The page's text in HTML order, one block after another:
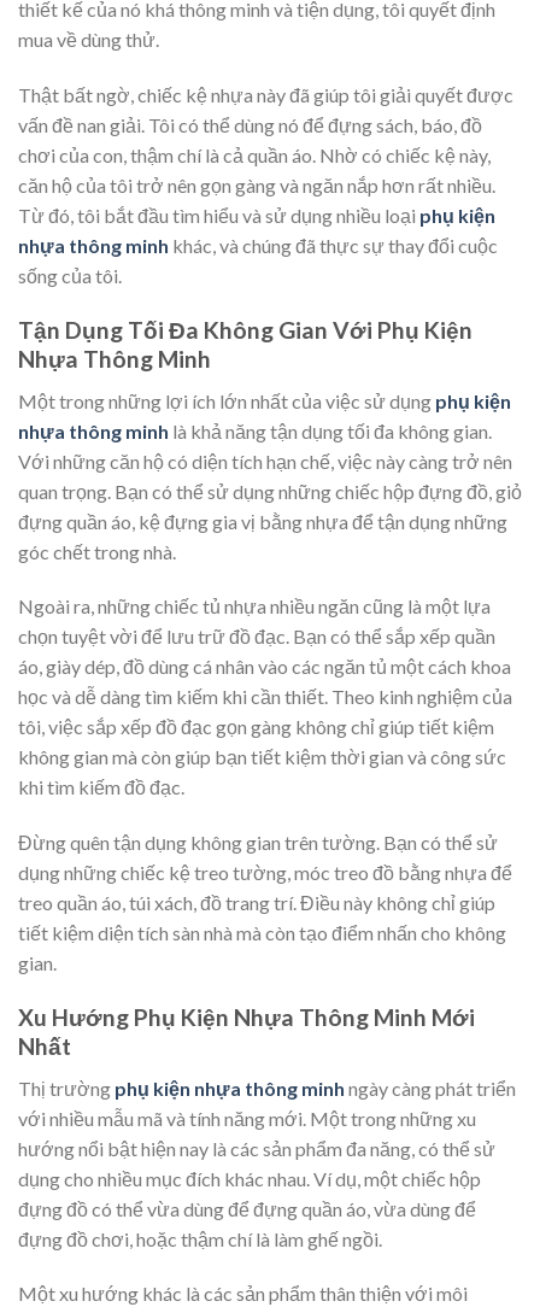
thiết kế của nó khá thông minh và tiện dụng, tôi quyết định
mua về dùng thử.
Thật bất ngờ, chiếc kệ nhựa này đã giúp tôi giải quyết được
vấn đề nan giải. Tôi có thể dùng nó để đựng sách, báo, đồ
chơi của con, thậm chí là cả quần áo. Nhờ có chiếc kệ này,
căn hộ của tôi trở nên gọn gàng và ngăn nắp hơn rất nhiều.
Từ đó, tôi bắt đầu tìm hiểu và sử dụng nhiều loại phụ kiện
nhựa thông minh khác, và chúng đã thực sự thay đổi cuộc
sống của tôi.
Tận Dụng Tối Đa Không Gian Với Phụ Kiện
Nhựa Thông Minh
Một trong những lợi ích lớn nhất của việc sử dụng phụ kiện
nhựa thông minh là khả năng tận dụng tối đa không gian.
Với những căn hộ có diện tích hạn chế, việc này càng trở nên
quan trọng. Bạn có thể sử dụng những chiếc hộp đựng đồ, giỏ
đựng quần áo, kệ đựng gia vị bằng nhựa để tận dụng những
góc chết trong nhà.
Ngoài ra, những chiếc tủ nhựa nhiều ngăn cũng là một lựa
chọn tuyệt vời để lưu trữ đồ đạc. Bạn có thể sắp xếp quần
áo, giày dép, đồ dùng cá nhân vào các ngăn tủ một cách khoa
học và dễ dàng tìm kiếm khi cần thiết. Theo kinh nghiệm của
tôi, việc sắp xếp đồ đạc gọn gàng không chỉ giúp tiết kiệm
không gian mà còn giúp bạn tiết kiệm thời gian và công sức
khi tìm kiếm đồ đạc.
Đừng quên tận dụng không gian trên tường. Bạn có thể sử
dụng những chiếc kệ treo tường, móc treo đồ bằng nhựa để
treo quần áo, túi xách, đồ trang trí. Điều này không chỉ giúp
tiết kiệm diện tích sàn nhà mà còn tạo điểm nhấn cho không
gian.
Xu Hướng Phụ Kiện Nhựa Thông Minh Mới
Nhất
Thị trường phụ kiện nhựa thông minh ngày càng phát triển
với nhiều mẫu mã và tính năng mới. Một trong những xu
hướng nổi bật hiện nay là các sản phẩm đa năng, có thể sử
dụng cho nhiều mục đích khác nhau. Ví dụ, một chiếc hộp
đựng đồ có thể vừa dùng để đựng quần áo, vừa dùng để
đựng đồ chơi, hoặc thậm chí là làm ghế ngồi.
Một xu hướng khác là các sản phẩm thân thiện với môi